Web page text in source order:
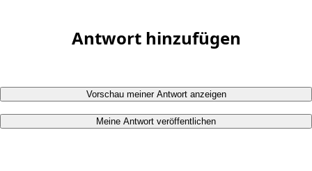
Antwort hinzufügen
Vorschau meiner Antwort anzeigen
Meine Antwort veröffentlichen